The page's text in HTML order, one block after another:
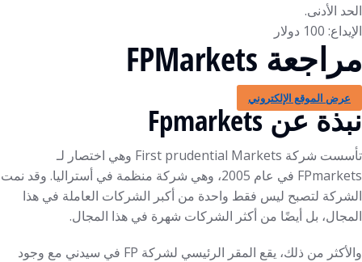
الحد الأدنى.
الإيداع: 100 دولار
مراجعة FPMarkets
عرض الموقع الإلكتروني
نبذة عن Fpmarkets
تأسست شركة First prudential Markets وهي اختصار لـ
FPmarkets في عام 2005، وهي شركة منظمة في أستراليا. وقد نمت
الشركة لتصبح ليس فقط واحدة من أكبر الشركات العاملة في هذا
المجال، بل أيضًا من أكثر الشركات شهرة في هذا المجال.
والأكثر من ذلك، يقع المقر الرئيسي لشركة FP في سيدني مع وجود